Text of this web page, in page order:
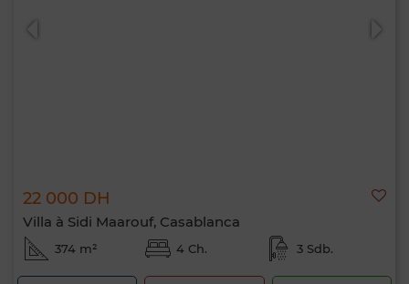
22 000 DH
Villa à Sidi Maarouf, Casablanca
374 m² 4 Ch. 3 Sdb.